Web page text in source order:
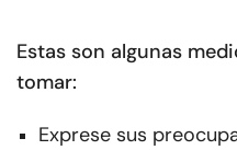
Estas son algunas
tomar:
Exprese sus